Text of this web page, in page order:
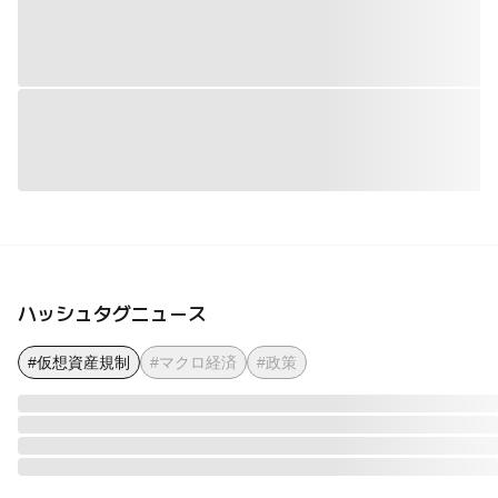
ハッシュタグニュース
#仮想資産規制 #マクロ経済 #政策